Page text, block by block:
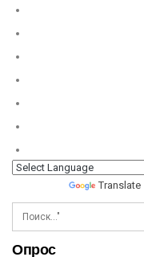
Translate
Опрос